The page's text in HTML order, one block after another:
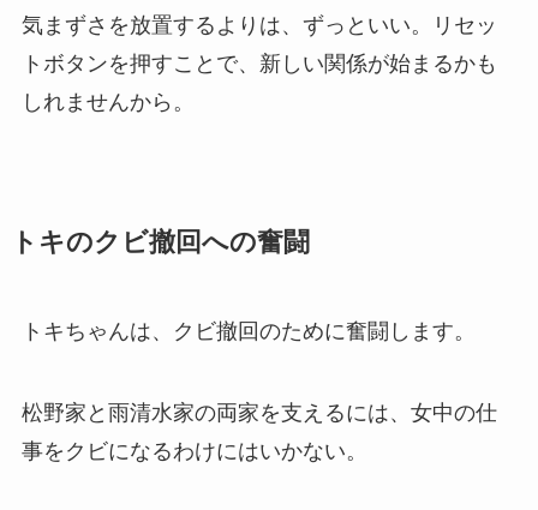
気まずさを放置するよりは、ずっといい。リセッ
トボタンを押すことで、新しい関係が始まるかも
しれませんから。
トキのクビ撤回への奮闘
トキちゃんは、クビ撤回のために奮闘します。
松野家と雨清水家の両家を支えるには、女中の仕
事をクビになるわけにはいかない。